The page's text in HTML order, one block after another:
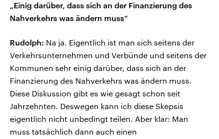
„Einig darüber, dass sich an der Finanzierung des
Nahverkehrs was ändern muss“
Rudolph: Na ja. Eigentlich ist man sich seitens der
Verkehrsunternehmen und Verbünde und seitens der
Kommunen sehr einig darüber, dass sich an der
Finanzierung des Nahverkehrs was ändern muss.
Diese Diskussion gibt es wie gesagt schon seit
Jahrzehnten. Deswegen kann ich diese Skepsis
eigentlich nicht unbedingt teilen. Aber klar: Man
muss tatsächlich dann auch einen